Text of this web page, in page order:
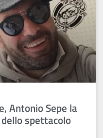
Antonio Sepe la
spettacolo